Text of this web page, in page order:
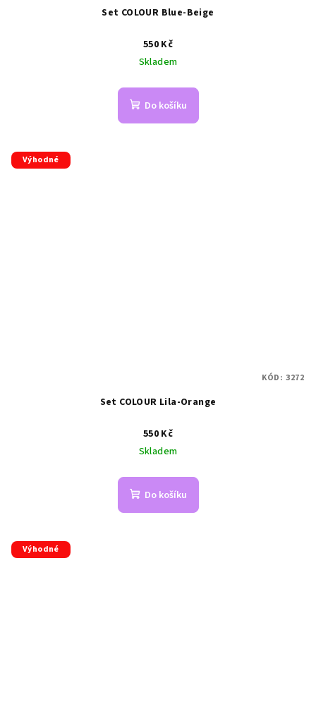
Set COLOUR Blue-Beige
550 Kč
Skladem
Do košíku
Výhodné
Set COLOUR Lila-Orange
550 Kč
Skladem
Do košíku
KÓD: 3272
Výhodné